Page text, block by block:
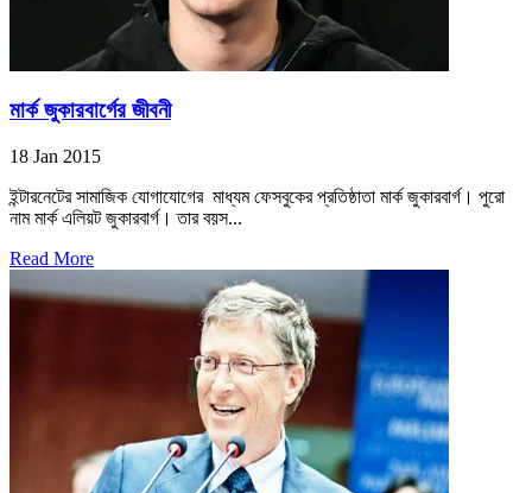
মার্ক জুকারবার্গের জীবনী
18 Jan 2015
ইন্টারনেটের সামাজিক যোগাযোগের মাধ্যম ফেসবুকের প্রতিষ্ঠাতা মার্ক জুকারবার্গ। পুরো
নাম মার্ক এলিয়ট জুকারবার্গ। তার বয়স...
Read More